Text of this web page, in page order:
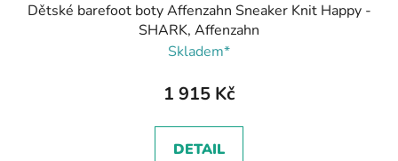
Dětské barefoot boty Affenzahn Sneaker Knit Happy -
SHARK, Affenzahn
Skladem*
1 915 Kč
DETAIL